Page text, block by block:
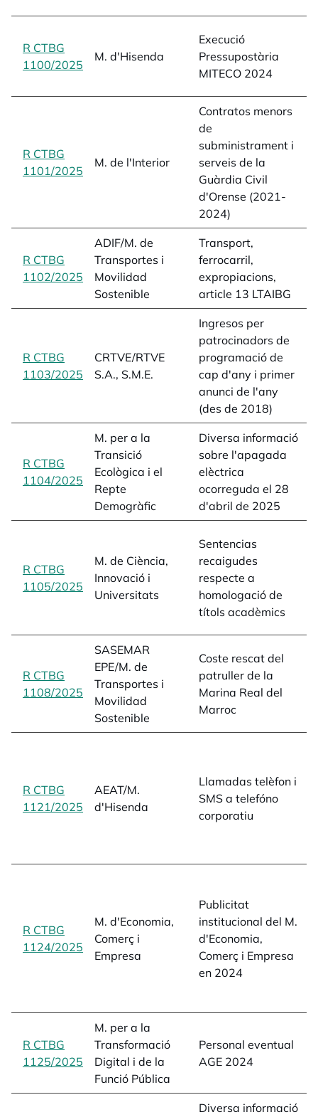
R CTBG
1100/2025 opens in a new tab
M. d'Hisenda
Execució
Pressupostària
MITECO 2024
R CTBG
1101/2025 opens in a new tab
M. de l'Interior
Contratos menors
de
subministrament i
serveis de la
Guàrdia Civil
d'Orense (2021-
2024)
R CTBG
1102/2025 opens in a new tab
ADIF/M. de
Transportes i
Movilidad
Sostenible
Transport,
ferrocarril,
expropiacions,
article 13 LTAIBG
R CTBG
1103/2025 opens in a new tab
CRTVE/RTVE
S.A., S.M.E.
Ingresos per
patrocinadors de
programació de
cap d'any i primer
anunci de l'any
(des de 2018)
R CTBG
1104/2025 opens in a new tab
M. per a la
Transició
Ecològica i el
Repte
Demogràfic
Diversa informació
sobre l'apagada
elèctrica
ocorreguda el 28
d'abril de 2025
R CTBG
1105/2025 opens in a new tab
M. de Ciència,
Innovació i
Universitats
Sentencias
recaigudes
respecte a
homologació de
títols acadèmics
R CTBG
1108/2025 opens in a new tab
SASEMAR
EPE/M. de
Transportes i
Movilidad
Sostenible
Coste rescat del
patruller de la
Marina Real del
Marroc
R CTBG
1121/2025 opens in a new tab
AEAT/M.
d'Hisenda
Llamadas telèfon i
SMS a telefóno
corporatiu
R CTBG
1124/2025 opens in a new tab
M. d'Economia,
Comerç i
Empresa
Publicitat
institucional del M.
d'Economia,
Comerç i Empresa
en 2024
R CTBG
1125/2025 opens in a new tab
M. per a la
Transformació
Digital i de la
Funció Pública
Personal eventual
AGE 2024
Diversa informació